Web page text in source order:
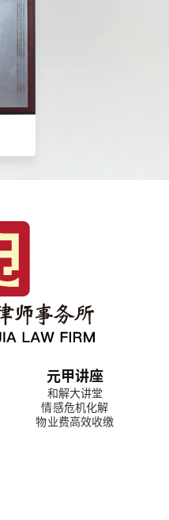
元甲讲座
和解大讲堂
情感危机化解
物业费高效收缴